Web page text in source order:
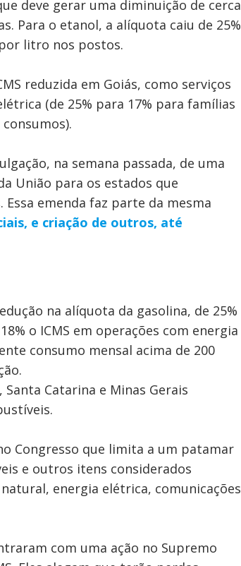
deve gerar uma diminuição de cerca
Para o etanol, a alíquota caiu de 25%
litro nos postos.
reduzida em Goiás, como serviços
(de 25% para 17% para famílias
na semana passada, de uma
União para os estados que
emenda faz parte da mesma
e criação de outros, até
na alíquota da gasolina, de 25%
o ICMS em operações com energia
consumo mensal acima de 200
, Santa Catarina e Minas Gerais
Congresso que limita a um patamar
e outros itens considerados
energia elétrica, comunicações
com uma ação no Supremo